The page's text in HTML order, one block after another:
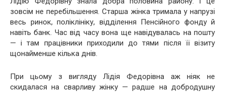
зовсім не перебільшення. Старша жінка тримала у напрузі
весь ринок, поліклініку, відділення Пенсійного фонду й
навіть банк. Час від часу вона ще навідувалась на пошту
— і там працівники приходили до тями після її візиту
щонайменше кілька днів.
При цьому з вигляду Лідія Федорівна аж ніяк не
скидалася на сварливу жінку — радше на добродушну